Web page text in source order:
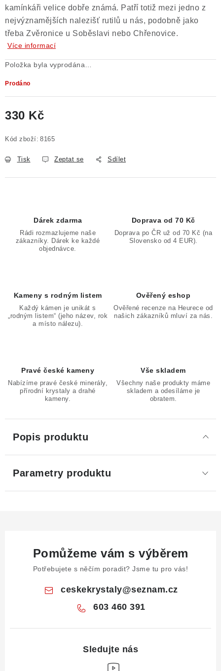
kamínkáři velice dobře známá. Patří totiž mezi jedno z
nejvýznamějších nalezišť rutilů u nás, podobně jako
třeba Zvěronice u Soběslavi nebo Chřenovice.
Více informací
Položka byla vyprodána…
Prodáno
330 Kč
Kód zboží: 8165
Tisk Zeptat se Sdílet
Dárek zdarma
Rádi rozmazlujeme naše
zákazníky. Dárek ke každé
objednávce.
Doprava od 70 Kč
Doprava po ČR už od 70 Kč (na
Slovensko od 4 EUR).
Kameny s rodným listem
Každý kámen je unikát s
„rodným listem“ (jeho název, rok
a místo nálezu).
Ověřený eshop
Ověřené recenze na Heurece od
našich zákazníků mluví za nás.
Pravé české kameny
Nabízíme pravé české minerály,
přírodní krystaly a drahé
kameny.
Vše skladem
Všechny naše produkty máme
skladem a odesíláme je
obratem.
Popis produktu
Parametry produktu
Pomůžeme vám s výběrem
Potřebujete s něčím poradit? Jsme tu pro vás!
ceskekrystaly@seznam.cz
603 460 391